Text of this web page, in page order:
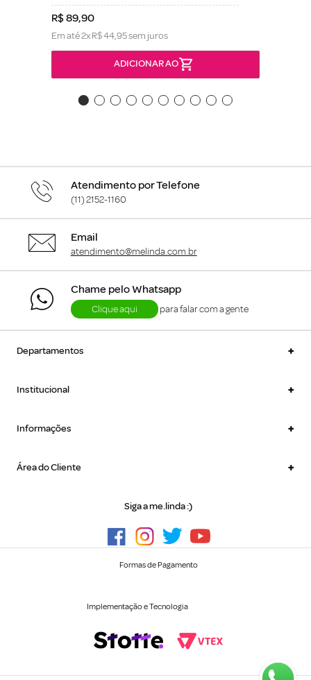
R$89,90
Em até2xR$44,95sem juros
ADICIONAR AO
Atendimento por Telefone
(11) 2152-1160
Email
atendimento@melinda.com.br
Chame pelo Whatsapp
Clique aqui para falar com a gente
Departamentos +
Institucional +
Informações +
Área do Cliente +
Siga a me.linda :)
Formas de Pagamento
Implementação e Tecnologia